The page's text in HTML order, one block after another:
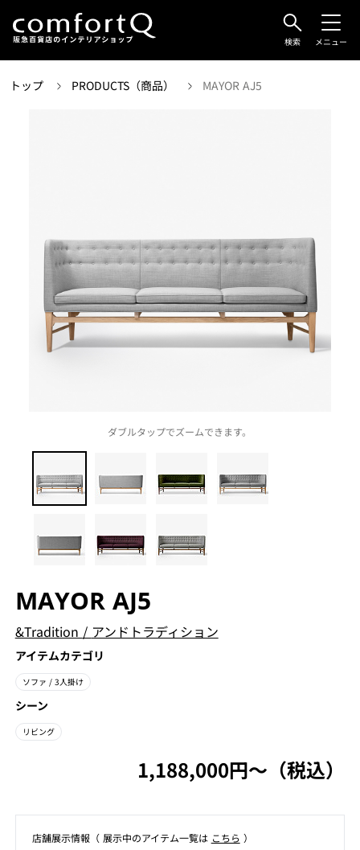
検索 メニュー
トップ PRODUCTS（商品） MAYOR AJ5
ダブルタップでズームできます。
MAYOR AJ5
&Tradition / アンドトラディション
アイテムカテゴリ
ソファ / 3人掛け
シーン
リビング
1,188,000円〜（税込）
店舗展⽰情報（ 展⽰中のアイテム⼀覧は こちら ）